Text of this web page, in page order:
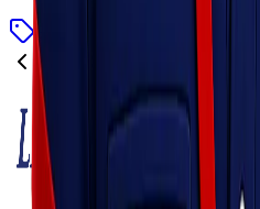
Blog
Baca Selengkapnya
1